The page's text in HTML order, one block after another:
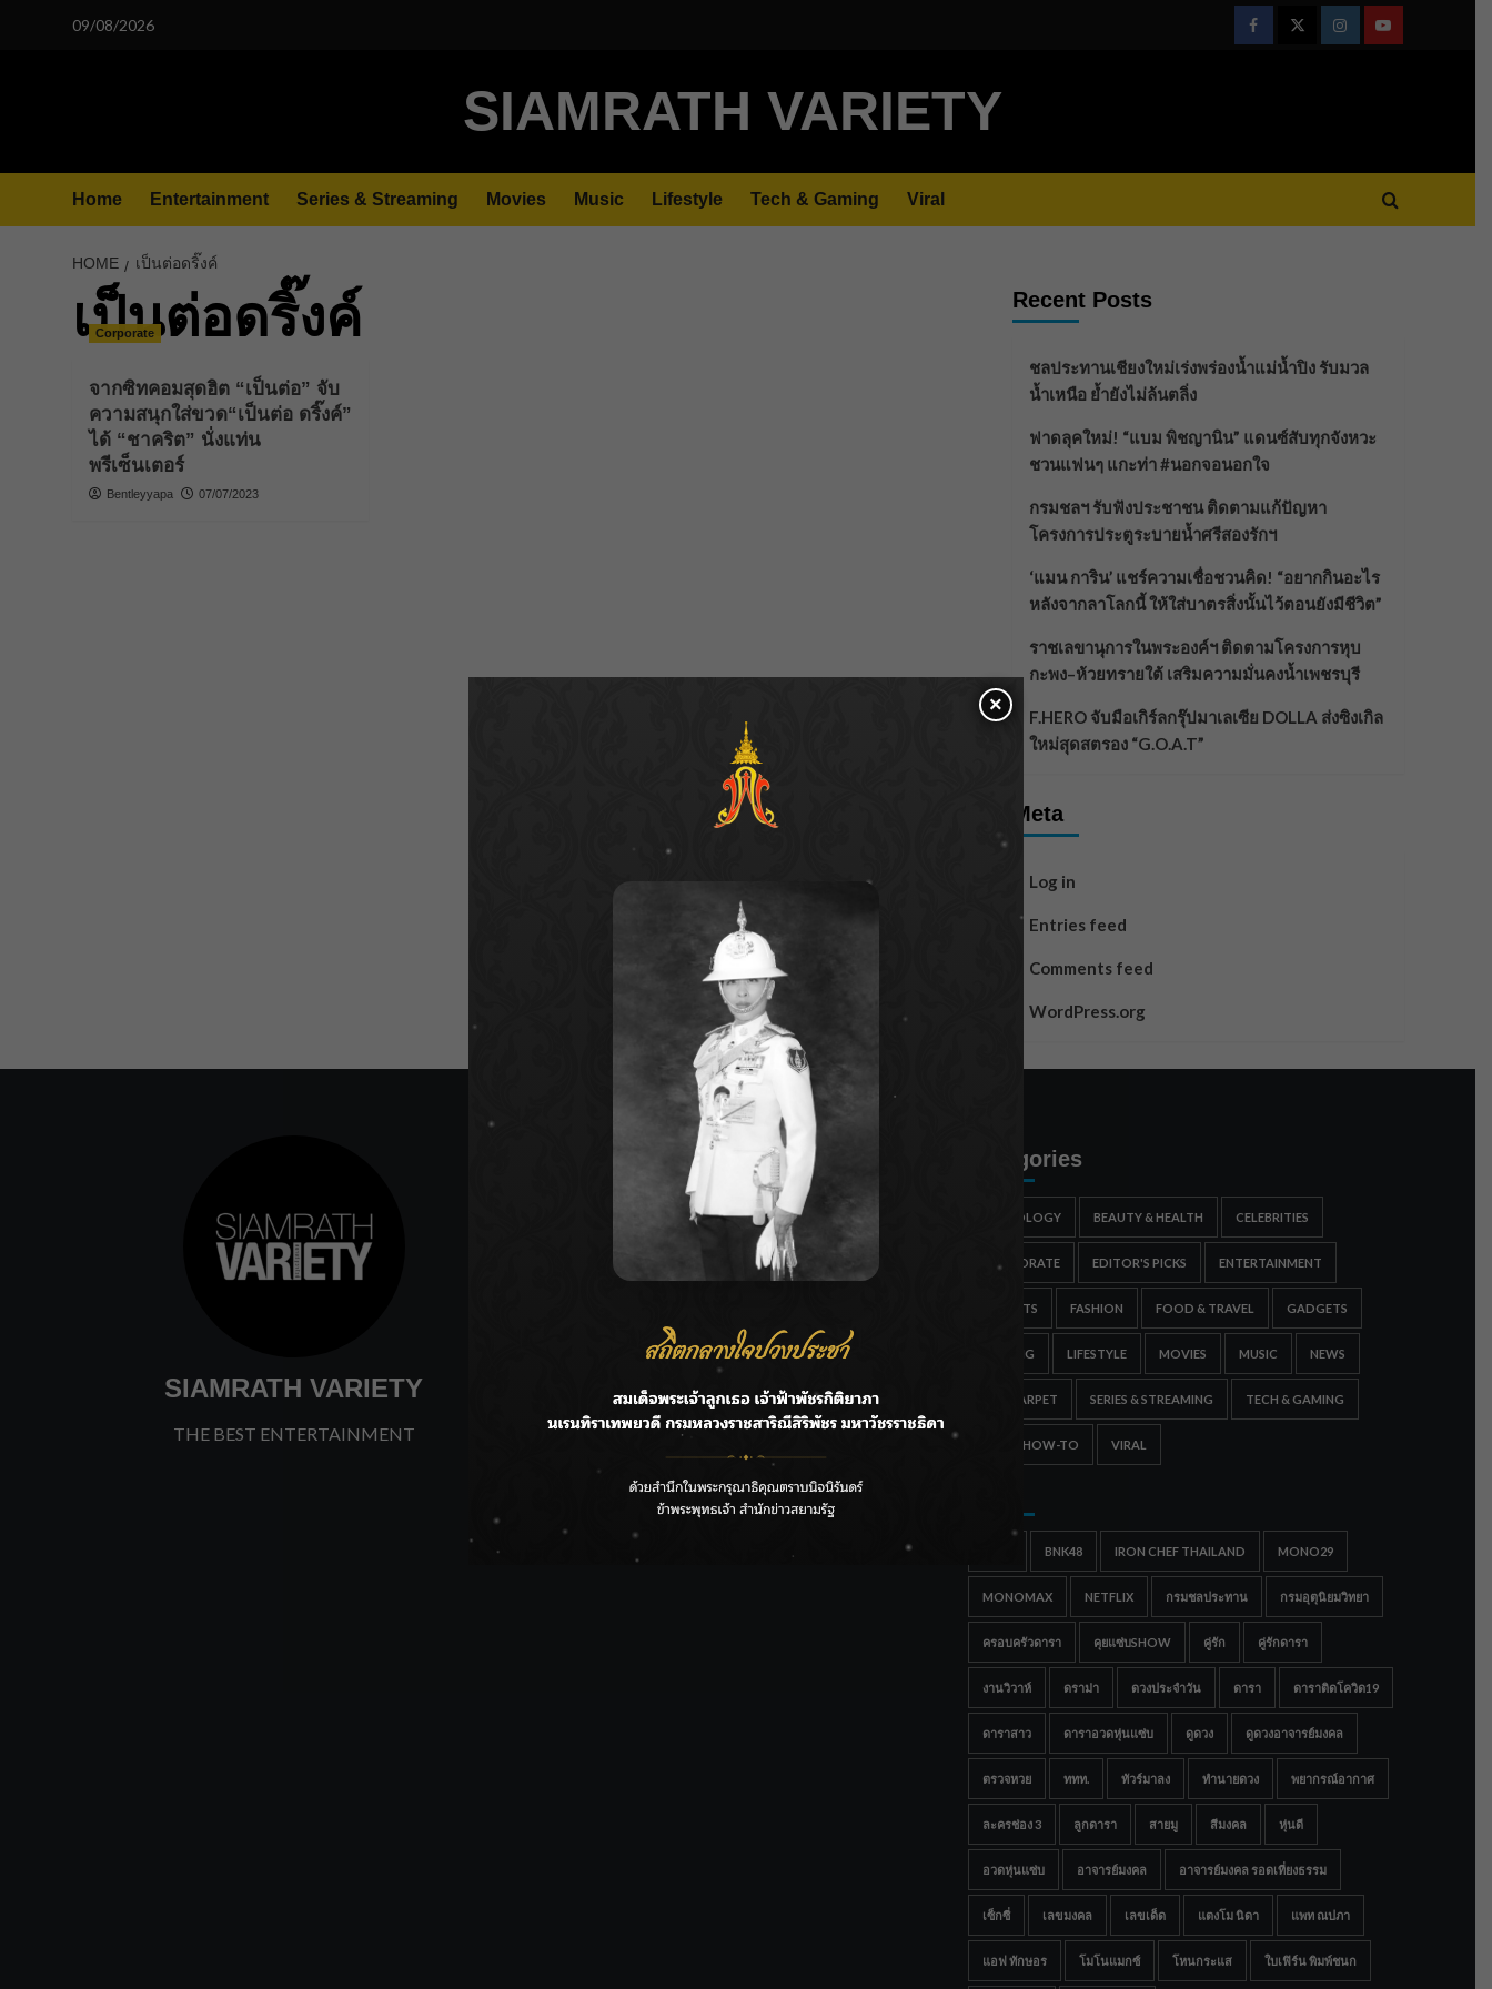
09/08/2026
FacebookTwitterInstagramYoutube
SIAMRATH VARIETY
Home Entertainment Series & Streaming Movies Music Lifestyle Tech & Gaming Viral
HOME เป็นต่อดริ๊งค์
เป็นต่อดริ๊งค์
Corporate
จากซิทคอมสุดฮิต “เป็นต่อ” จับ
ความสนุกใส่ขวด“เป็นต่อ ดริ๊งค์”
ได้ “ชาคริต” นั่งแท่น
พรีเซ็นเตอร์
Bentleyyapa 07/07/2023
Recent Posts
ชลประทานเชียงใหม่เร่งพร่องน้ำแม่น้ำปิง รับมวล
น้ำเหนือ ย้ำยังไม่ล้นตลิ่ง
ฟาดลุคใหม่! “แบม พิชญานิน” แดนซ์สับทุกจังหวะ
ชวนแฟนๆ แกะท่า #นอกจอนอกใจ
กรมชลฯ รับฟังประชาชน ติดตามแก้ปัญหา
โครงการประตูระบายน้ำศรีสองรักฯ
‘แมน การิน’ แชร์ความเชื่อชวนคิด! “อยากกินอะไร
หลังจากลาโลกนี้ ให้ใส่บาตรสิ่งนั้นไว้ตอนยังมีชีวิต”
ราชเลขานุการในพระองค์ฯ ติดตามโครงการหุบ
กะพง–ห้วยทรายใต้ เสริมความมั่นคงน้ำเพชรบุรี
F.HERO จับมือเกิร์ลกรุ๊ปมาเลเซีย DOLLA ส่งซิงเกิล
ใหม่สุดสตรอง “G.O.A.T”
Meta
Log in
Entries feed
Comments feed
WordPress.org
SIAMRATH VARIETY
THE BEST ENTERTAINMENT
ชลประทานเชียงใหม่เร่งพร่องน้ำแม่น้ำปิง รับมวลน้ำเหนือ ย้ำ
ฟาดลุคใหม่! “แบม พิชญานิน” แดนซ์สับทุกจังหวะ ชวนแฟนๆ
กรมชลฯ รับฟังประชาชน ติดตามแก้ปัญหาโครงการประตู
ระบายน้ำศรีสองรักฯ
‘แมน การิน’ แชร์ความเชื่อชวนคิด! “อยากกินอะไรหลังจาก
ลาโลกนี้ ให้ใส่บาตรสิ่งนั้นไว้ตอนยังมีชีวิต”
ราชเลขานุการในพระองค์ฯ ติดตามโครงการหุบกะพง–ห้วย
ทรายใต้ เสริมความมั่นคงน้ำเพชรบุรี
Categories
ASTROLOGY BEAUTY & HEALTH CELEBRITIES
CORPORATE EDITOR'S PICKS ENTERTAINMENT
ESPORTS FASHION FOOD & TRAVEL GADGETS
GAMING LIFESTYLE MOVIES MUSIC NEWS
RED CARPET SERIES & STREAMING TECH & GAMING
TIPS & HOW-TO VIRAL
BNK48 IRON CHEF THAILAND MONO29
MONOMAX NETFLIX กรมชลประทาน กรมอุตุนิยมวิทยา
ครอบครัวดารา คุยแซ่บSHOW คู่รัก คู่รักดารา
งานวิวาห์ ดราม่า ดวงประจำวัน ดารา ดาราติดโควิด19
ดาราสาว ดาราอวดหุ่นแซ่บ ดูดวง ดูดวงอาจารย์มงคล
ตรวจหวย ททท. ทัวร์มาลง ทำนายดวง พยากรณ์อากาศ
ละครช่อง 3 ลูกดารา สายมู สีมงคล หุ่นดี
อวดหุ่นแซ่บ อาจารย์มงคล อาจารย์มงคล รอดเที่ยงธรรม
เซ็กซี่ เลขมงคล เลขเด็ด แตงโม นิดา แพท ณปภา
แอฟ ทักษอร โมโนแมกซ์ โหนกระแส ใบเฟิร์น พิมพ์ชนก
×